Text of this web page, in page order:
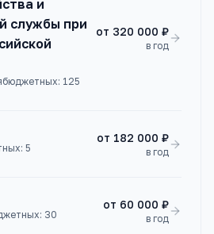
и
службы при
бюджетных: 125
от 320 000 ₽
в год
5
от 182 000 ₽
в год
30
от 60 000 ₽
в год